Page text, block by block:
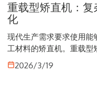
重载型矫直机：
化
现代生产需求要求使用能
工材料的矫直机。重载型
和先进的工艺控制来应对
境中的关键要素。
2026/3/19